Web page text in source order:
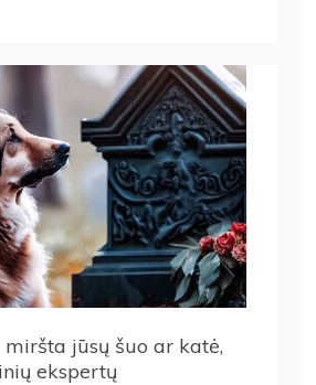
jūsų šuo ar katė,
ekspertų